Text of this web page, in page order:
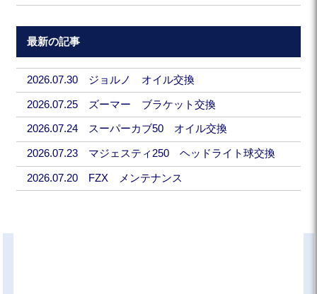
最新の記事
2026.07.30 ジョルノ オイル交換
2026.07.25 ズーマー ブラケット交換
2026.07.24 スーパーカブ50 オイル交換
2026.07.23 マジェスティ250 ヘッドライト球交換
2026.07.20 FZX メンテナンス